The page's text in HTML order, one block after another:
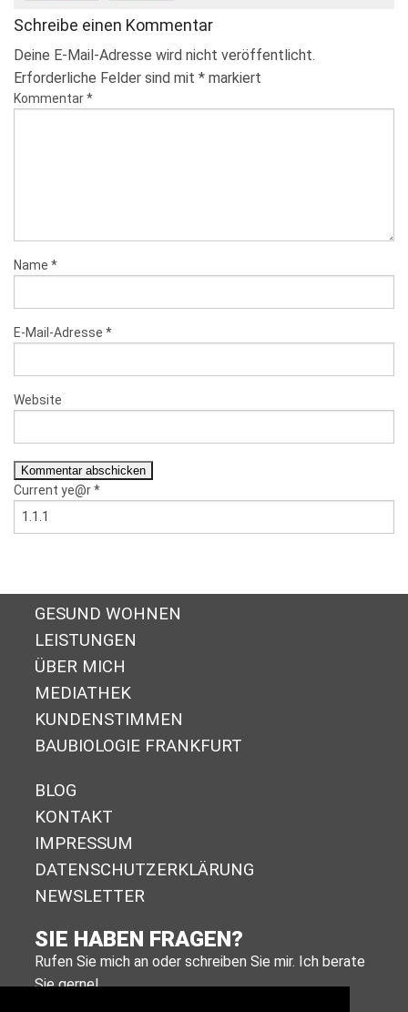
Schreibe einen Kommentar
Deine E-Mail-Adresse wird nicht veröffentlicht.
Erforderliche Felder sind mit * markiert
Kommentar*
Name *
E-Mail-Adresse *
Website
Current ye@r*
GESUND WOHNEN
LEISTUNGEN
ÜBER MICH
MEDIATHEK
KUNDENSTIMMEN
BAUBIOLOGIE FRANKFURT
BLOG
KONTAKT
IMPRESSUM
DA­TEN­SCHUTZ­ER­KLÄ­RUNG
NEWSLETTER
SIE HABEN FRAGEN?
Rufen Sie mich an oder schreiben Sie mir. Ich berate
Sie gerne!